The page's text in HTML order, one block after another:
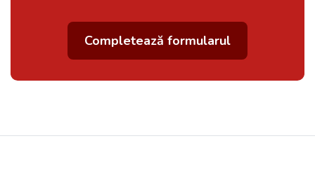
Completează formularul